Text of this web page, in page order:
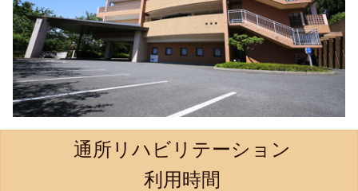
通所リハビリテーション
利用時間